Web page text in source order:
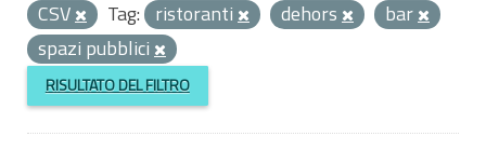
CSV
Tag: ristoranti dehors
bar
spazi pubblici
RISULTATO DEL FILTRO